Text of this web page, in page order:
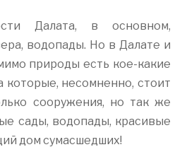
Далата, в основном,
водопады. Но в Далате и
природы есть кое-какие
которые, несомненно, стоит
сооружения, но так же
сады, водопады, красивые
дом сумасшедших!